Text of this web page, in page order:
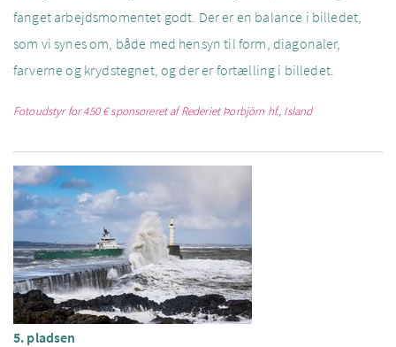
fanget arbejdsmomentet godt. Der er en balance i billedet,
som vi synes om, både med hensyn til form, diagonaler,
farverne og krydstegnet, og der er fortælling i billedet.
Fotoudstyr for 450€sponsoreret af Rederiet Þorbjörn hf., Island
5. pladsen